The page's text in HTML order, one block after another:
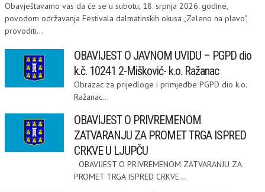
Obavještavamo vas da će se u subotu, 18. srpnja 2026. godine,
povodom održavanja Festivala dalmatinskih okusa „Zeleno na plavo“,
provoditi...
OBAVIJEST O JAVNOM UVIDU – PGPD dio
k.č. 10241 2-Mišković- k.o. Ražanac
Obrazac za prijedloge i primjedbe PGPD dio k.o.
Ražanac...
OBAVIJEST O PRIVREMENOM
ZATVARANJU ZA PROMET TRGA ISPRED
CRKVE U LJUPČU
OBAVIJEST O PRIVREMENOM ZATVARANJU ZA
PROMET TRGA ISPRED CRKVE...